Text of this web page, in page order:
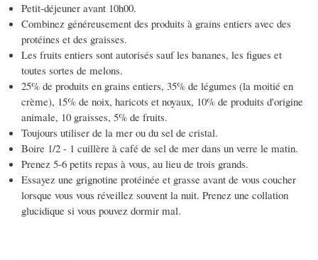
Petit-déjeuner avant 10h00.
Combinez généreusement des produits à grains entiers avec des
protéines et des graisses.
Les fruits entiers sont autorisés sauf les bananes, les figues et
toutes sortes de melons.
25% de produits en grains entiers, 35% de légumes (la moitié en
crème), 15% de noix, haricots et noyaux, 10% de produits d'origine
animale, 10 graisses, 5% de fruits.
Toujours utiliser de la mer ou du sel de cristal.
Boire 1/2 - 1 cuillère à café de sel de mer dans un verre le matin.
Prenez 5-6 petits repas à vous, au lieu de trois grands.
Essayez une grignotine protéinée et grasse avant de vous coucher
lorsque vous vous réveillez souvent la nuit. Prenez une collation
glucidique si vous pouvez dormir mal.